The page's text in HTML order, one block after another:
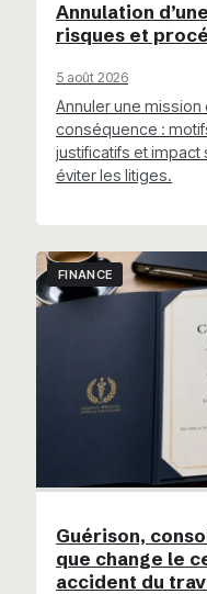
Annulation
risques et
5 août 2026
Annuler une mission
conséquence :
justificatifs et impact
éviter les litiges.
FINANCE
Guérison,
que change le
accident du